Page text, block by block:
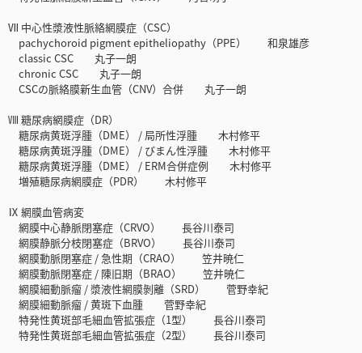
Ⅶ 中心性漿液性脈絡網膜症（CSC）
pachychoroid pigment epitheliopathy（PPE） 和泉雄彦
classic CSC 丸子一朗
chronic CSC 丸子一朗
CSCの脈絡膜新生血管（CNV）合併 丸子一朗
Ⅷ 糖尿病網膜症（DR）
糖尿病黄斑浮腫（DME） / 局所性浮腫 木村修平
糖尿病黄斑浮腫（DME） / びまん性浮腫 木村修平
糖尿病黄斑浮腫（DME） / ERM合併症例 木村修平
増殖糖尿病網膜症（PDR） 木村修平
Ⅸ 網膜血管病変
網膜中心静脈閉塞症（CRVO） 長谷川泰司
網膜静脈分枝閉塞症（BRVO） 長谷川泰司
網膜動脈閉塞症 / 急性期（CRAO） 笠井暁仁
網膜動脈閉塞症 / 陳旧期（BRAO） 笠井暁仁
網膜細動脈瘤 / 漿液性網膜剝離（SRD） 菅野幸紀
網膜細動脈瘤 / 黄斑下血腫 菅野幸紀
特発性黄斑部毛細血管拡張症（1型） 長谷川泰司
特発性黄斑部毛細血管拡張症（2型） 長谷川泰司